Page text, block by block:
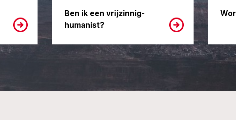
Ben ik een vrijzinnig-
humanist?